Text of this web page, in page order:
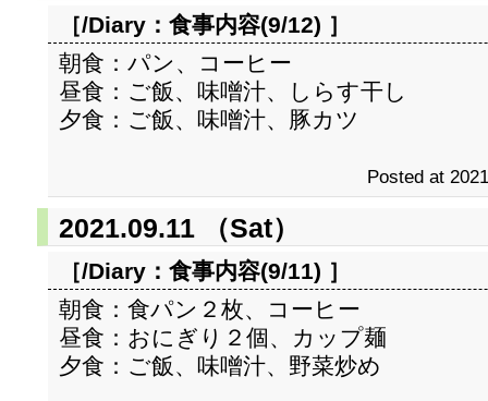
［/Diary： 食事内容(9/12) ］
朝食：パン、コーヒー
昼食：ご飯、味噌汁、しらす干し
夕食：ご飯、味噌汁、豚カツ
Posted at
2021.09.11 （Sat）
［/Diary： 食事内容(9/11) ］
朝食：食パン２枚、コーヒー
昼食：おにぎり２個、カップ麺
夕食：ご飯、味噌汁、野菜炒め